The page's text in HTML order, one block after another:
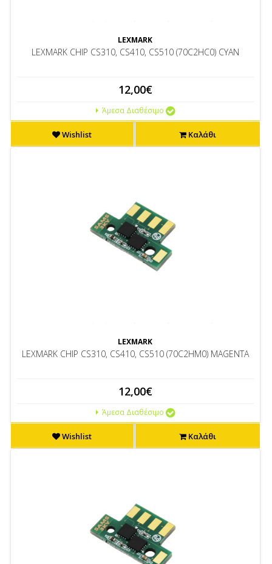
LEXMARK
LEXMARK CHIP CS310, CS410, CS510 (70C2HC0) CYAN
12,00€
Άμεσα Διαθέσιμο
Wishlist Καλάθι
LEXMARK
LEXMARK CHIP CS310, CS410, CS510 (70C2HM0) MAGENTA
12,00€
Άμεσα Διαθέσιμο
Wishlist Καλάθι